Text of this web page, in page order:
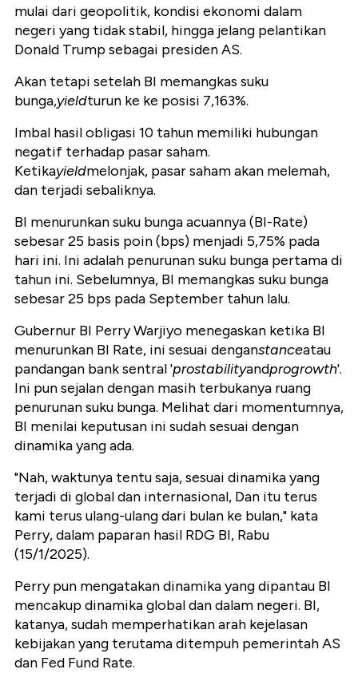
mulai dari geopolitik, kondisi ekonomi dalam
negeri yang tidak stabil, hingga jelang pelantikan
Donald Trump sebagai presiden AS.
Akan tetapi setelah BI memangkas suku
bunga,yieldturun ke ke posisi 7,163%.
Imbal hasil obligasi 10 tahun memiliki hubungan
negatif terhadap pasar saham.
Ketikayieldmelonjak, pasar saham akan melemah,
dan terjadi sebaliknya.
BI menurunkan suku bunga acuannya (BI-Rate)
sebesar 25 basis poin (bps) menjadi 5,75% pada
hari ini. Ini adalah penurunan suku bunga pertama di
tahun ini. Sebelumnya, BI memangkas suku bunga
sebesar 25 bps pada September tahun lalu.
Gubernur BI Perry Warjiyo menegaskan ketika BI
menurunkan BI Rate, ini sesuai denganstanceatau
pandangan bank sentral 'prostabilityandprogrowth'.
Ini pun sejalan dengan masih terbukanya ruang
penurunan suku bunga. Melihat dari momentumnya,
BI menilai keputusan ini sudah sesuai dengan
dinamika yang ada.
"Nah, waktunya tentu saja, sesuai dinamika yang
terjadi di global dan internasional, Dan itu terus
kami terus ulang-ulang dari bulan ke bulan," kata
Perry, dalam paparan hasil RDG BI, Rabu
(15/1/2025).
Perry pun mengatakan dinamika yang dipantau BI
mencakup dinamika global dan dalam negeri. BI,
katanya, sudah memperhatikan arah kejelasan
kebijakan yang terutama ditempuh pemerintah AS
dan Fed Fund Rate.